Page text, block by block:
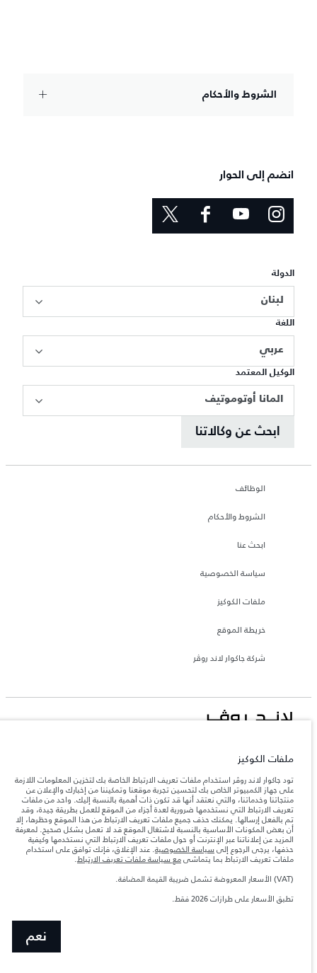
الشروط والأحكام
انضم إلى الحوار
الدولة
لبنان
اللغة
عربي
الوكيل المعتمد
المانا أوتوموتيف
ابحث عن وكالاتنا
الوظائف
الشروط والأحكام
ابحث عنا
سياسة الخصوصية
ملفات الكوكيز
خريطة الموقع
شركة جاكوار لاند روڤر
لبنان, المانا أوتوموتيف
تعكس الأوزان المذكورة مواصفات السيارة القياسية. سوف تؤثر الإكسسوارات وغيرها من
العناصر المثبتة بعد نقطة التصنيع في الحمولة. تأكد من عدم تجاوز الوزن الإجمالي للسيارة
والحد الأقصى لأحمال المحور عند تحميل السيارة بالإكسسوارات والركاب والسوائل والوقود
والحمولة.
المعلومات والمواصفات والأسعار والألوان المذكورة على هذا الموقع قد تختلف من بلد إلى
آخر، كما أنّها قد تتغير بدون إشعار مسبق. الرجاء التواصل مع وكيلنا المحلي للتأكد من توفّرها
والتحقق من الأسعار.
في مواصفات تصميم السيارات وتوفر الخيارات وتوقيتات التصاميم. هذا ظرف ديناميكي
بالكامل بالنسبة إلى الميزات والخيارات والحلية ومجموعات الألوان. يرجى استشارة وكيلك الذي
يتباين استهلك الوقود الفعلي للمركبة عن ذلك المتحقق في تلك الاختبارات كما أن هذه
ملفات الكوكيز
تود جاكوار لاند روڤر استخدام ملفات تعريف الارتباط الخاصة بك لتخزين المعلومات اللازمة
على جهاز الكمبيوتر الخاص بك لتحسين تجربة موقعنا وتمكيننا من إخبارك والإعلان عن
منتجاتنا وخدماتنا، والتي نعتقد أنها قد تكون ذات أهمية بالنسبة إليك. واحد من ملفات
تعريف الارتباط التي نستخدمها ضرورية لعدة أجزاء من الموقع للعمل بطريقة جيدة، وقد
تم بالفعل إرسالها. يمكنك حذف جميع ملفات تعريف الارتباط من هذا الموقع وحظرها، إلا
أن بعض المكونات الأساسية بالنسبة لاشتغال الموقع قد لا تعمل بشكل صحيح. لمعرفة
المزيد عن إعلاناتنا عبر الإنترنت أو حول ملفات تعريف الارتباط التي نستخدمها وكيفية
حذفها، يرجى الرجوع إلى سياسة الخصوصية. عند الإغلاق، فإنك توافق على استخدام
ملفات تعريف الارتباط بما يتماشىمع سياسة ملفات تعريف الارتباط.
(VAT) الأسعار المعروضة تشمل ضريبة القيمة المضافة.
تطبق الأسعار على طرازات 2026 فقط.‎
نعم